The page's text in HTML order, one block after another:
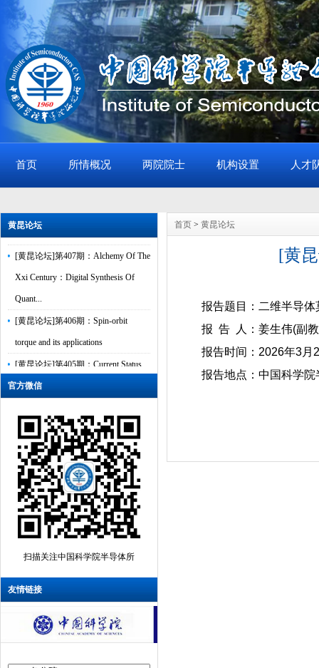
首页 所情概况 两院院士 机构设置 人才
黄昆论坛
[黄昆论坛]第408期：Cavity Control
Materials
[黄昆论坛]第407期：Alchemy Of The
Xxi Century：Digital Synthesis Of
Quant...
[黄昆论坛]第406期：Spin-orbit
torque and its applications
[黄昆论坛]第405期：Current Status
of Research on Ultrawide Bandgap
[黄昆论坛]第404期：表面电子显微
镜及其在二维材料中的应用
[黄昆论坛]第403期：Ultrafast
intersubband relaxation in III-V
semiconduct...
[黄昆论坛]第402期： CMOS FET n/p
polarity is controlled by DFT Band
Align...
Silicon Photonics for Sensing,
Communications...
[黄昆论坛]第400期：硅光平台技术
官方微信
扫描关注中国科学院半导体所
友情链接
首页 > 黄昆论坛
[黄
报告题目：二维半导
报 告 人：姜生伟(副
报告时间：2026年3月
报告地点：中国科学